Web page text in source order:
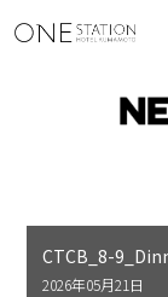
CTCB_8-
2026年05月21日